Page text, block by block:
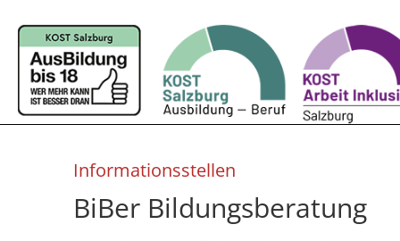
Informationsstellen
BiBer Bildungsberatung